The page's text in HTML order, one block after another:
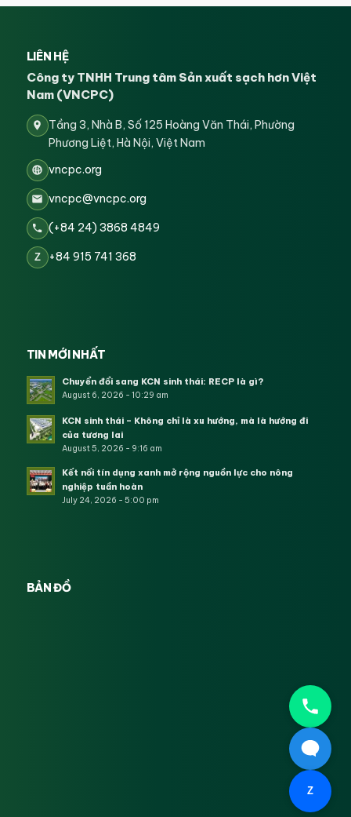
LIÊN HỆ
Công ty TNHH Trung tâm Sản xuất sạch hơn Việt
Nam (VNCPC)
Tầng 3, Nhà B, Số 125 Hoàng Văn Thái, Phường
Phương Liệt, Hà Nội, Việt Nam
vncpc.org
vncpc@vncpc.org
(+84 24) 3868 4849
Z +84 915 741 368
TIN MỚI NHẤT
Chuyển đổi sang KCN sinh thái: RECP là gì?
August 6, 2026 - 10:29 am
KCN sinh thái – Không chỉ là xu hướng, mà là hướng đi
của tương lai
August 5, 2026 - 9:16 am
Kết nối tín dụng xanh mở rộng nguồn lực cho nông
nghiệp tuần hoàn
July 24, 2026 - 5:00 pm
BẢN ĐỒ
Z